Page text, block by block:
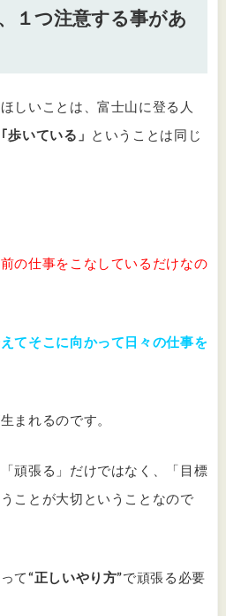
１つ注意する事があ
しいことは、富士山に登る人
｢歩いている」 ということは同じ
の仕事をこなしているだけなの
てそこに向かって日々の仕事を
まれるのです。
頑張る」だけではなく、「目標
ことが大切ということなので
て“正しいやり方”で頑張る必要